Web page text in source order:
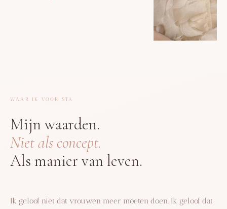
WAAR IK VOOR STA
Mijn waarden.
Niet als concept.
Als manier van leven.
Ik geloof niet dat vrouwen meer moeten doen. Ik geloof dat